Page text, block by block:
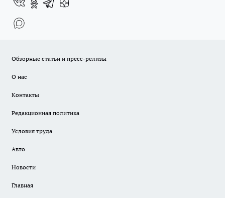
Обзорные статьи и пресс-релизы
О нас
Контакты
Редакционная политика
Условия труда
Авто
Новости
Главная